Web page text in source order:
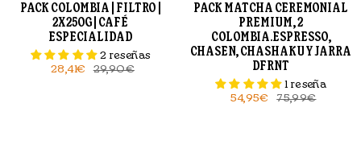
PACK COLOMBIA | FILTRO |
2X250G | CAFÉ
ESPECIALIDAD
2 reseñas
28,41€
29,90€
PACK MATCHA CEREMONIAL
PREMIUM, 2
COLOMBIA.ESPRESSO,
CHASEN, CHASHAKU Y JARRA
DFRNT
1 reseña
54,95€
75,99€